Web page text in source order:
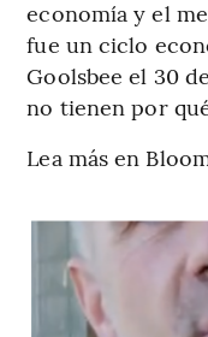
economía y el
fue un ciclo
Goolsbee el 30
no tienen por
Lea más en